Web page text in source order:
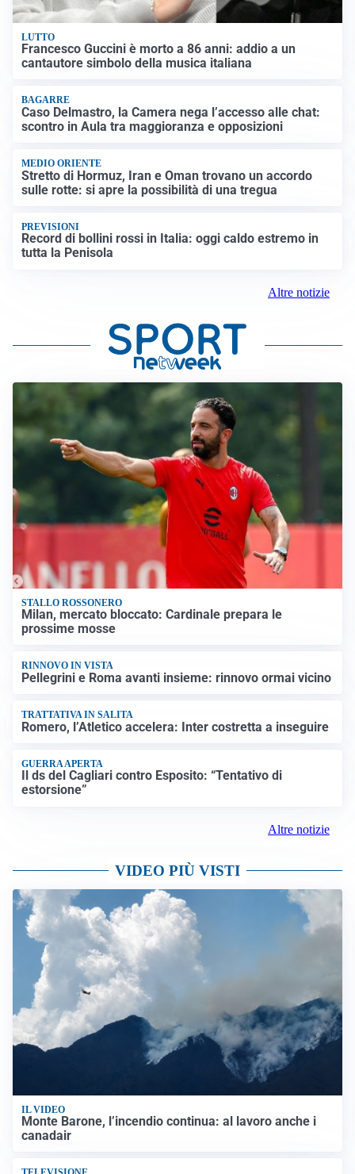
LUTTO
Francesco Guccini è morto a 86 anni: addio a un
cantautore simbolo della musica italiana
BAGARRE
Caso Delmastro, la Camera nega l’accesso alle chat:
scontro in Aula tra maggioranza e opposizioni
MEDIO ORIENTE
Stretto di Hormuz, Iran e Oman trovano un accordo
sulle rotte: si apre la possibilità di una tregua
PREVISIONI
Record di bollini rossi in Italia: oggi caldo estremo in
tutta la Penisola
Altre notizie
STALLO ROSSONERO
Milan, mercato bloccato: Cardinale prepara le
prossime mosse
RINNOVO IN VISTA
Pellegrini e Roma avanti insieme: rinnovo ormai vicino
TRATTATIVA IN SALITA
Romero, l’Atletico accelera: Inter costretta a inseguire
GUERRA APERTA
Il ds del Cagliari contro Esposito: “Tentativo di
estorsione”
Altre notizie
VIDEO PIÙ VISTI
IL VIDEO
Monte Barone, l’incendio continua: al lavoro anche i
canadair